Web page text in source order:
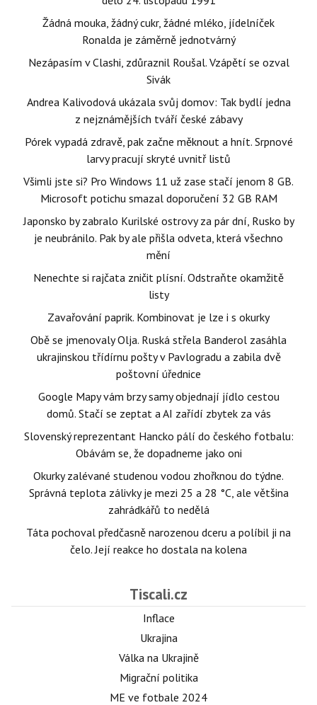
Žádná mouka, žádný cukr, žádné mléko, jídelníček
Ronalda je záměrně jednotvárný
Nezápasím v Clashi, zdůraznil Roušal. Vzápětí se ozval
Sivák
Andrea Kalivodová ukázala svůj domov: Tak bydlí jedna
z nejznámějších tváří české zábavy
Pórek vypadá zdravě, pak začne měknout a hnít. Srpnové
larvy pracují skryté uvnitř listů
Všimli jste si? Pro Windows 11 už zase stačí jenom 8 GB.
Microsoft potichu smazal doporučení 32 GB RAM
Japonsko by zabralo Kurilské ostrovy za pár dní, Rusko by
je neubránilo. Pak by ale přišla odveta, která všechno
mění
Nenechte si rajčata zničit plísní. Odstraňte okamžitě
listy
Zavařování paprik. Kombinovat je lze i s okurky
Obě se jmenovaly Olja. Ruská střela Banderol zasáhla
ukrajinskou třídírnu pošty v Pavlogradu a zabila dvě
poštovní úřednice
Google Mapy vám brzy samy objednají jídlo cestou
domů. Stačí se zeptat a AI zařídí zbytek za vás
Slovenský reprezentant Hancko pálí do českého fotbalu:
Obávám se, že dopadneme jako oni
Okurky zalévané studenou vodou zhořknou do týdne.
Správná teplota zálivky je mezi 25 a 28 °C, ale většina
zahrádkářů to nedělá
Táta pochoval předčasně narozenou dceru a políbil ji na
čelo. Její reakce ho dostala na kolena
Tiscali.cz
Inflace
Ukrajina
Válka na Ukrajině
Migrační politika
ME ve fotbale 2024